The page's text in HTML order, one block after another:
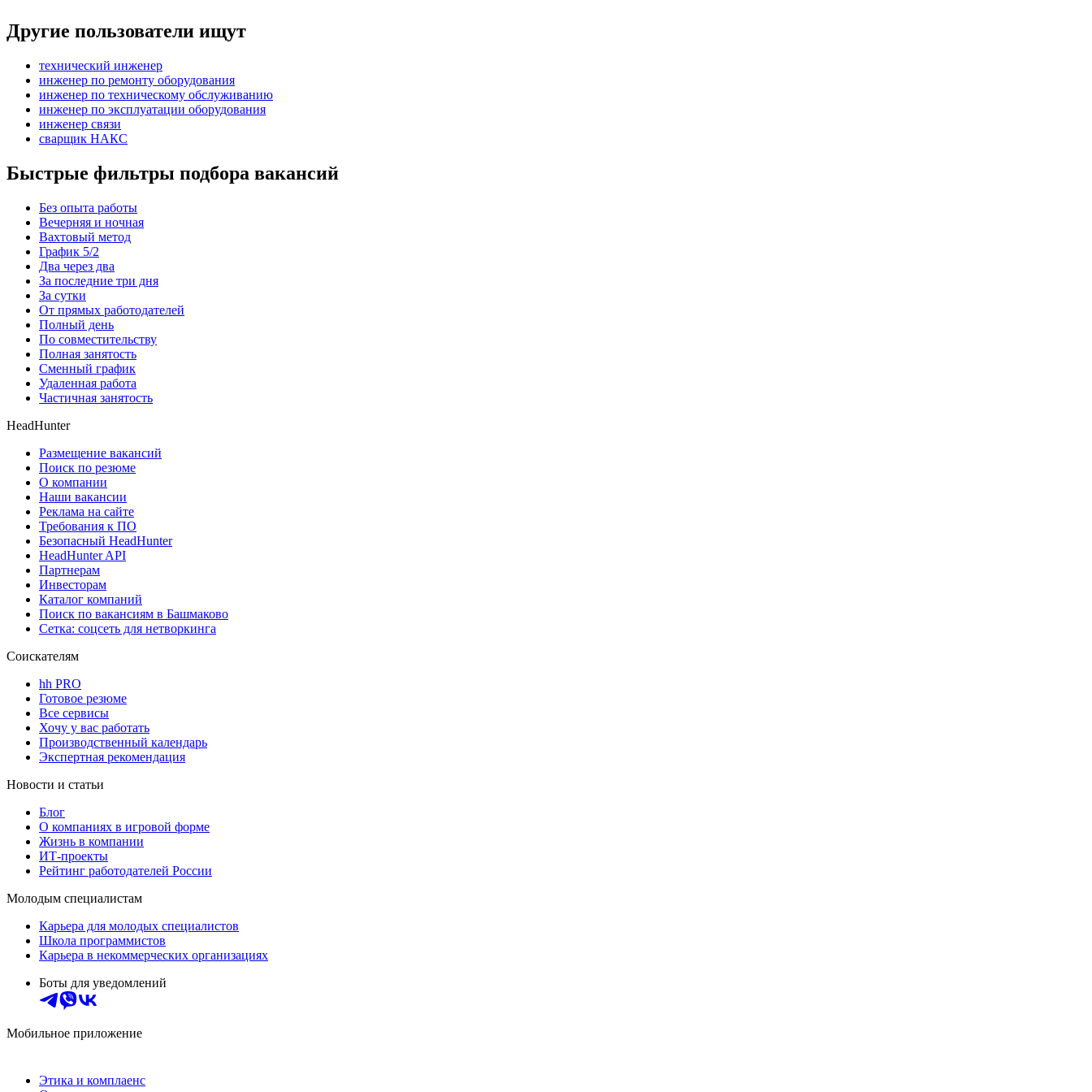
Другие пользователи ищут
технический инженер
инженер по ремонту оборудования
инженер по техническому обслуживанию
инженер по эксплуатации оборудования
инженер связи
сварщик НАКС
Быстрые фильтры подбора вакансий
Без опыта работы
Вечерняя и ночная
Вахтовый метод
График 5/2
Два через два
За последние три дня
За сутки
От прямых работодателей
Полный день
По совместительству
Полная занятость
Сменный график
Удаленная работа
Частичная занятость
HeadHunter
Размещение вакансий
Поиск по резюме
О компании
Наши вакансии
Реклама на сайте
Требования к ПО
Безопасный HeadHunter
HeadHunter API
Партнерам
Инвесторам
Каталог компаний
Поиск по вакансиям в Башмаково
Сетка: соцсеть для нетворкинга
Соискателям
hh PRO
Готовое резюме
Все сервисы
Хочу у вас работать
Производственный календарь
Экспертная рекомендация
Новости и статьи
Блог
О компаниях в игровой форме
Жизнь в компании
ИТ-проекты
Рейтинг работодателей России
Молодым специалистам
Карьера для молодых специалистов
Школа программистов
Карьера в некоммерческих организациях
Боты для уведомлений
Мобильное приложение
Этика и комплаенс